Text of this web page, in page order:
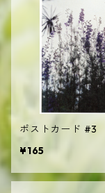
ポストカード #3
¥165